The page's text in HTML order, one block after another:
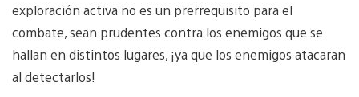
exploración activa no es un prerrequisito para el
combate, sean prudentes contra los enemigos que se
hallan en distintos lugares, ¡ya que los enemigos atacaran
al detectarlos!